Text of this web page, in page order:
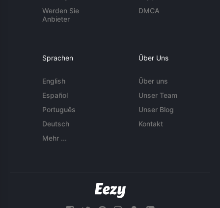
Werden Sie
Anbieter
DMCA
Sprachen
English
Español
Português
Deutsch
Mehr ...
Über Uns
Über uns
Unser Team
Unser Blog
Kontakt